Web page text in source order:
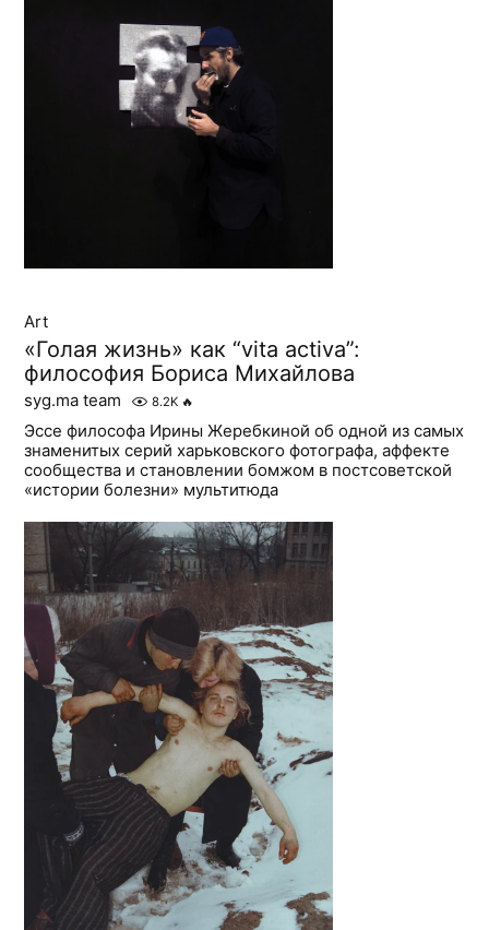
Art
«Голая жизнь» как “vita activa”:
философия Бориса Михайлова
syg.ma team 8.2K 🔥
Эссе философа Ирины Жеребкиной об одной из самых
знаменитых серий харьковского фотографа, аффекте
сообщества и становлении бомжом в постсоветской
«истории болезни» мультитюда